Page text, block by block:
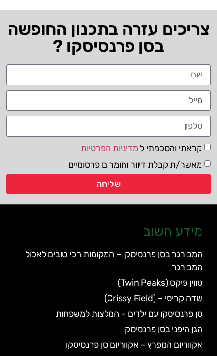
צריכים עזרה בתכנון החופשה
בסן פרנסיסקו ?
קראתי והסכמתי ל מדיניות הפרטיות
מאשר/ת קבלת דיוור וחומרים פרסומיים
שליחה
מידע חשוב
המבורגר בסן פרנסיסקו – המקומות הכי טובים לאכול
המבורגר
טווין פיקס (Twin Peaks)
שדה קריסי – (Crissy Field)
סן פרנסיסקו עם ילדים – המלצות למשפחות
הגן היפני בסן פרנסיסקו
אקווריום המפרץ – אקווריום סן פרנסיסקו